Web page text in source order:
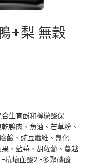
+梨 無穀
生育酚和檸檬酸保
鴨肉、魚油、芒草粉、
鹼、豌豆纖維、氯化
、藍莓、胡蘿蔔、蔓越
抗壞血酸2 -多聚磷酸